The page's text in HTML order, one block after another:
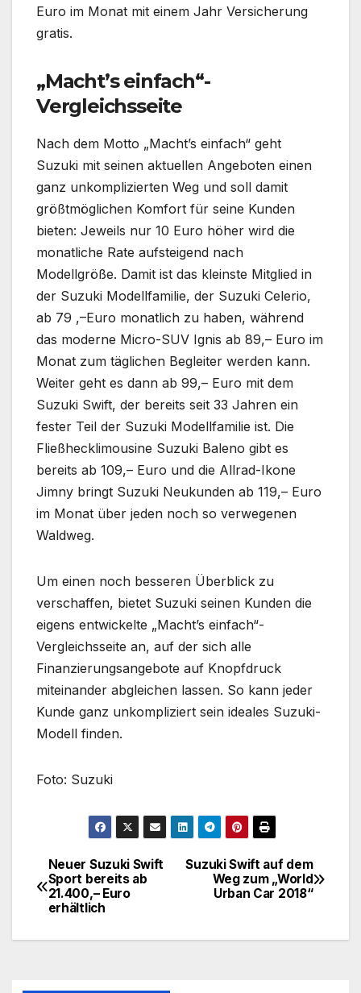
Euro im Monat mit einem Jahr Versicherung
gratis.
„Macht’s einfach“-
Vergleichsseite
Nach dem Motto „Macht’s einfach“ geht
Suzuki mit seinen aktuellen Angeboten einen
ganz unkomplizierten Weg und soll damit
größtmöglichen Komfort für seine Kunden
bieten: Jeweils nur 10 Euro höher wird die
monatliche Rate aufsteigend nach
Modellgröße. Damit ist das kleinste Mitglied in
der Suzuki Modellfamilie, der Suzuki Celerio,
ab 79 ,–Euro monatlich zu haben, während
das moderne Micro-SUV Ignis ab 89,– Euro im
Monat zum täglichen Begleiter werden kann.
Weiter geht es dann ab 99,– Euro mit dem
Suzuki Swift, der bereits seit 33 Jahren ein
fester Teil der Suzuki Modellfamilie ist. Die
Fließhecklimousine Suzuki Baleno gibt es
bereits ab 109,– Euro und die Allrad-Ikone
Jimny bringt Suzuki Neukunden ab 119,– Euro
im Monat über jeden noch so verwegenen
Waldweg.
Um einen noch besseren Überblick zu
verschaffen, bietet Suzuki seinen Kunden die
eigens entwickelte „Macht’s einfach“-
Vergleichsseite an, auf der sich alle
Finanzierungsangebote auf Knopfdruck
miteinander abgleichen lassen. So kann jeder
Kunde ganz unkompliziert sein ideales Suzuki-
Modell finden.
Foto: Suzuki
Beitragsnavigation
Suzuki Swift auf dem
Weg zum „World
Urban Car 2018“
Neuer Suzuki Swift
Sport bereits ab
21.400,– Euro
erhältlich